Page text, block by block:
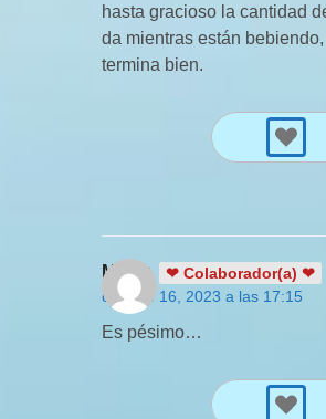
hasta gracioso la cantidad
da mientras están
termina bien.
Masiq
❤ Colaborador(a) ❤
octubre 16, 2023 a las 17:15
Es pésimo…